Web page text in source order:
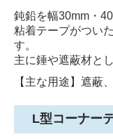
鈍鉛を幅30mm・
粘着テープがつい
す。
主に錘や遮蔽材と
【主な用途】遮蔽
L型コーナー